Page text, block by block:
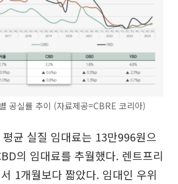
공실률 추이 (자료제공=CBRE 코리아)
균 실질 임대료는 13만996원으
의 임대료를 추월했다. 렌트프리
1개월보다 짧았다. 임대인 우위